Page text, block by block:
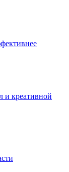
и креативной